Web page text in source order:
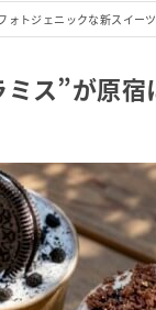
トジェニックな新スイーツ
ス”が原